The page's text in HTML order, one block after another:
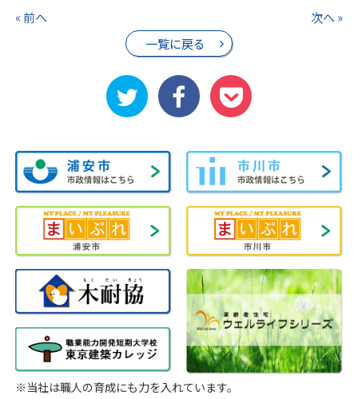
« 前へ
一覧に戻る
次へ »
※当社は職人の育成にも力を入れています。